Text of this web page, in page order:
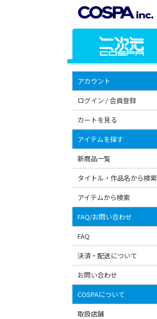
アカウント
ログイン / 会員登録
カートを見る
アイテムを探す
新商品一覧
タイトル・作品名から検索
アイテムから検索
FAQ/お問い合わせ
FAQ
決済・配送について
お問い合わせ
COSPAについて
取扱店舗